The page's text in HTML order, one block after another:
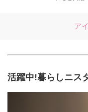
ア
活躍中!暮らしニス